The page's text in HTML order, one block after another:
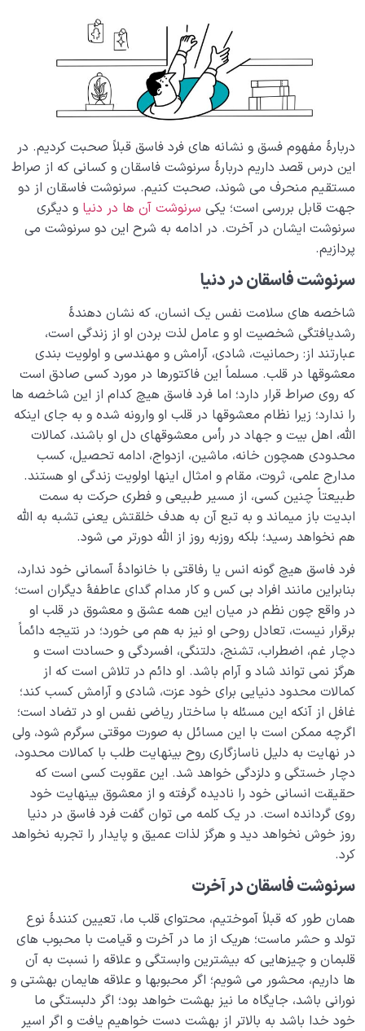
ملعون کیست و چرا ملعون از رحمت خدا دور شده است؟
خانواده آسمانی انسان
مهندسی نفس و تربیت روح
بلوغ کودک عزیز روان 0/8
قضا و قدر و اختیار 0/13
ابتلاء و امتحان در زندگی 0/26
شیطان دشمن آشکار
بیماری‌های پنهان روح
شناخت بهشت و جهنم 0/22
نگاه ابدی و آمادگی برای آخرت 0/14
از خیال تا سلامت قلب 0/31
انسان در مرکز آفرینش 0/9
دیدار جهان غیب 0/9
دربارۀ مفهوم فسق و نشانه های فرد فاسق قبلاً صحبت کردیم. در
این درس قصد داریم دربارۀ سرنوشت فاسقان و کسانی که از صراط
مستقیم منحرف می شوند، صحبت کنیم. سرنوشت فاسقان از دو
جهت قابل بررسی است؛ یکی سرنوشت آن ها در دنیا و دیگری
سرنوشت ایشان در آخرت. در ادامه به شرح این دو سرنوشت می
پردازیم.
سرنوشت فاسقان در دنیا
شاخصه های سلامت نفس یک انسان، که نشان دهندۀ
رشدیافتگی شخصیت او و عامل لذت بردن او از زندگی است،
عبارتند از: رحمانیت، شادی، آرامش و مهندسی و اولویت بندی
معشوقها در قلب. مسلماً این فاکتورها در مورد کسی صادق است
که روی صراط قرار دارد؛ اما فرد فاسق هیچ کدام از این شاخصه ها
را ندارد؛ زیرا نظام معشوقها در قلب او وارونه شده و به جای اینکه
الله، اهل بیت و جهاد در رأس معشوقهای دل او باشند، کمالات
محدودی همچون خانه، ماشین، ازدواج، ادامه تحصیل، کسب
مدارج علمی، ثروت، مقام و امثال اینها اولویت زندگی او هستند.
طبیعتاً چنین کسی، از مسیر طبیعی و فطری حرکت به سمت
ابدیت باز میماند و به تبع آن به هدف خلقتش یعنی تشبه به الله
هم نخواهد رسید؛ بلکه روزبه روز از الله دورتر می شود.
فرد فاسق هیچ گونه انس یا رفاقتی با خانوادۀ آسمانی خود ندارد،
بنابراین مانند افراد بی کس و کار مدام گدای عاطفۀ دیگران است؛
در واقع چون نظم در میان این همه عشق و معشوق در قلب او
برقرار نیست، تعادل روحی او نیز به هم می خورد؛ در نتیجه دائماً
دچار غم، اضطراب، تشنج، دلتنگی، افسردگی و حسادت است و
هرگز نمی تواند شاد و آرام باشد. او دائم در تلاش است که از
کمالات محدود دنیایی برای خود عزت، شادی و آرامش کسب کند؛
غافل از آنکه این مسئله با ساختار ریاضی نفس او در تضاد است؛
اگرچه ممکن است با این مسائل به صورت موقتی سرگرم شود، ولی
در نهایت به دلیل ناسازگاری روح بینهایت طلب با کمالات محدود،
دچار خستگی و دلزدگی خواهد شد. این عقوبت کسی است که
حقیقت انسانی خود را نادیده گرفته و از معشوق بینهایت خود
روی گردانده است. در یک کلمه می توان گفت فرد فاسق در دنیا
روز خوش نخواهد دید و هرگز لذات عمیق و پایدار را تجربه نخواهد
کرد.
سرنوشت فاسقان در آخرت
همان طور که قبلاً آموختیم، محتوای قلب ما، تعیین کنندۀ نوع
تولد و حشر ماست؛ هریک از ما در آخرت و قیامت با محبوب های
قلبمان و چیزهایی که بیشترین وابستگی و علاقه را نسبت به آن
ها داریم، محشور می شویم؛ اگر محبوبها و علاقه هایمان بهشتی و
نورانی باشد، جایگاه ما نیز بهشت خواهد بود؛ اگر دلبستگی ما
خود خدا باشد به بالاتر از بهشت دست خواهیم یافت و اگر اسیر